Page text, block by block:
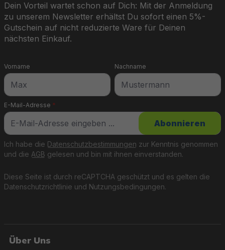
Dein Vorteil wartet schon auf Dich: Mit der Anmeldung
zu unserem Newsletter erhältst Du sofort einen 5%-
Gutschein auf nicht reduzierte Ware für Deinen
nächsten Einkauf.
E-Mail-Adresse *
Vorname Nachname
Diese Seite ist durch reCAPTCHA geschützt und es gelten die
Datenschutzrichtlinie und Nutzungsbedingungen.
Ich habe die Datenschutzbestimmungen zur Kenntnis genommen
und die AGB gelesen und bin mit ihnen einverstanden.
Abonnieren
Über Uns